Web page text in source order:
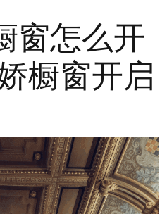
窗怎么开
橱窗开启